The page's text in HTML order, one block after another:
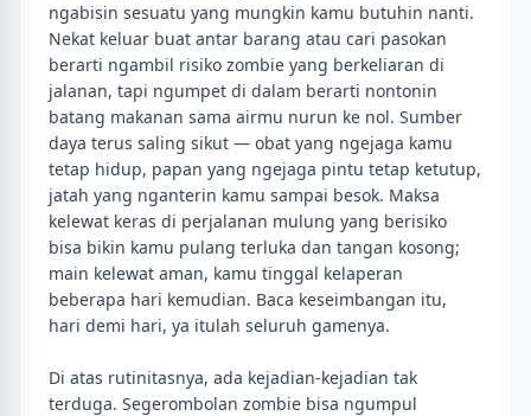
ngabisin sesuatu yang mungkin kamu butuhin nanti.
Nekat keluar buat antar barang atau cari pasokan
berarti ngambil risiko zombie yang berkeliaran di
jalanan, tapi ngumpet di dalam berarti nontonin
batang makanan sama airmu nurun ke nol. Sumber
daya terus saling sikut — obat yang ngejaga kamu
tetap hidup, papan yang ngejaga pintu tetap ketutup,
jatah yang nganterin kamu sampai besok. Maksa
kelewat keras di perjalanan mulung yang berisiko
bisa bikin kamu pulang terluka dan tangan kosong;
main kelewat aman, kamu tinggal kelaperan
beberapa hari kemudian. Baca keseimbangan itu,
hari demi hari, ya itulah seluruh gamenya.
Di atas rutinitasnya, ada kejadian-kejadian tak
terduga. Segerombolan zombie bisa ngumpul